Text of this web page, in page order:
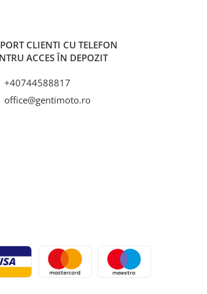
CLIENTI CU TELEFON
ACCES ÎN DEPOZIT
+40744588817
office@gentimoto.ro